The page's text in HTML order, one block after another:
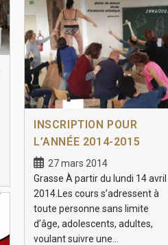
INSCRIPTION POUR
L’ANNÉE 2014-2015
27 mars 2014
Grasse À partir du lundi 14 avril
2014.Les cours s’adressent à
toute personne sans limite
d’âge, adolescents, adultes,
voulant suivre une…